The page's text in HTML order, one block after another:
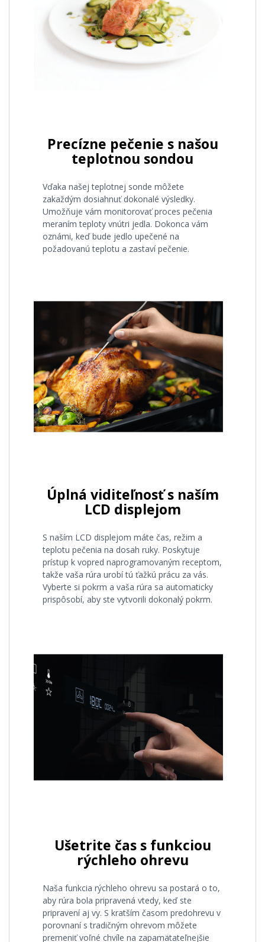
Precízne pečenie s našou
teplotnou sondou
Vďaka našej teplotnej sonde môžete
zakaždým dosiahnuť dokonalé výsledky.
Umožňuje vám monitorovať proces pečenia
meraním teploty vnútri jedla. Dokonca vám
oznámi, keď bude jedlo upečené na
požadovanú teplotu a zastaví pečenie.
Úplná viditeľnosť s naším
LCD displejom
S naším LCD displejom máte čas, režim a
teplotu pečenia na dosah ruky. Poskytuje
prístup k vopred naprogramovaným receptom,
takže vaša rúra urobí tú ťažkú prácu za vás.
Vyberte si pokrm a vaša rúra sa automaticky
prispôsobí, aby ste vytvorili dokonalý pokrm.
Ušetrite čas s funkciou
rýchleho ohrevu
Naša funkcia rýchleho ohrevu sa postará o to,
aby rúra bola pripravená vtedy, keď ste
pripravení aj vy. S kratším časom predohrevu v
porovnaní s tradičným ohrevom môžete
premeniť voľné chvíle na zapamätateľnejšie